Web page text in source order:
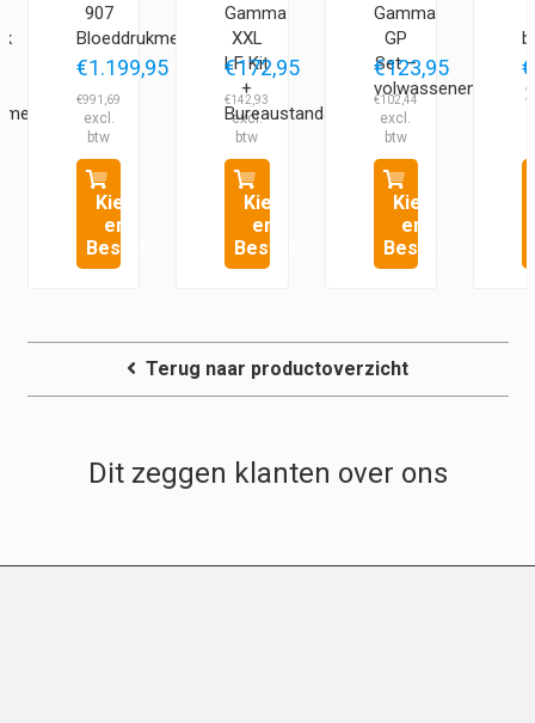
907
Bloeddrukmeter
€1.199,95
€991,69
Kies
en
Bestel
Gamma
XXL
LF Kit
+
Bureaustandaard
€172,95
€142,93
Kies
en
Bestel
Gamma
GP
Set –
volwassenen
€123,95
€102,44
Kies
en
Bestel
€
€
Terug naar productoverzicht
Dit zeggen klanten over ons